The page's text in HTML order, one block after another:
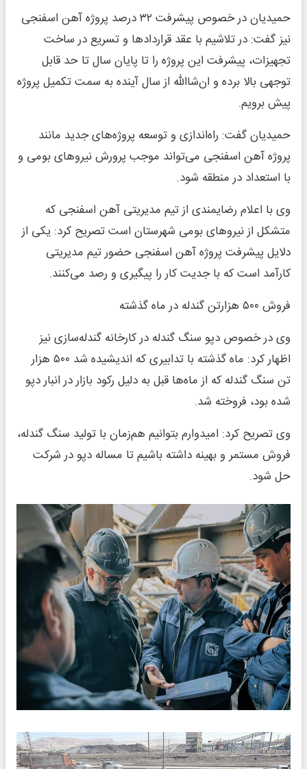
حمیدیان در خصوص پیشرفت ۳۲ درصد پروژه آهن اسفنجی
نیز گفت: در تلاشیم با عقد قرارداد‌ها و تسریع در ساخت
تجهیزات، پیشرفت این پروژه را تا پایان سال تا حد قابل
توجهی بالا برده و ان‌شاالله از سال آینده به سمت تکمیل پروژه
پیش برویم.
حمیدیان گفت: راه‌اندازی و توسعه پروژه‌های جدید مانند
پروژه آهن اسفنجی می‌تواند موجب پرورش نیرو‌های بومی و
با استعداد در منطقه شود.
وی با اعلام رضایمندی از تیم مدیریتی آهن اسفنجی که
متشکل از نیرو‌های بومی شهرستان است تصریح کرد: یکی از
دلایل پیشرفت پروژه آهن اسفنجی حضور تیم مدیریتی
کارآمد است که با جدیت کار را پیگیری و رصد می‌کنند.
فروش ۵۰۰ هزارتن گندله در ماه گذشته
وی در خصوص دپو سنگ گندله در کارخانه گندله‌سازی نیز
اظهار کرد: ماه گذشته با تدابیری که اندیشیده شد ۵۰۰ هزار
تن سنگ گندله که از ماه‌ها قبل به دلیل رکود بازار در انبار دپو
شده بود، فروخته شد.
وی تصریح کرد: امیدوارم بتوانیم هم‌زمان با تولید سنگ گندله،
فروش مستمر و بهینه داشته باشیم تا مساله دپو در شرکت
حل شود.